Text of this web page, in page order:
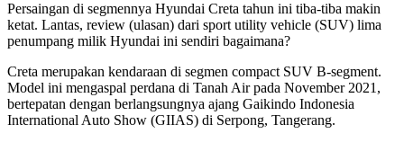
Persaingan di segmennya Hyundai Creta tahun ini tiba-tiba makin
ketat. Lantas, review (ulasan) dari sport utility vehicle (SUV) lima
penumpang milik Hyundai ini sendiri bagaimana?
Creta merupakan kendaraan di segmen compact SUV B-segment.
Model ini mengaspal perdana di Tanah Air pada November 2021,
bertepatan dengan berlangsungnya ajang Gaikindo Indonesia
International Auto Show (GIIAS) di Serpong, Tangerang.